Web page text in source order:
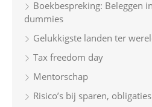
o
r
:
Boekbespreking: Beleggen
dummies
Gelukkigste landen ter
Tax freedom day
Mentorschap
Risico’s bij sparen,